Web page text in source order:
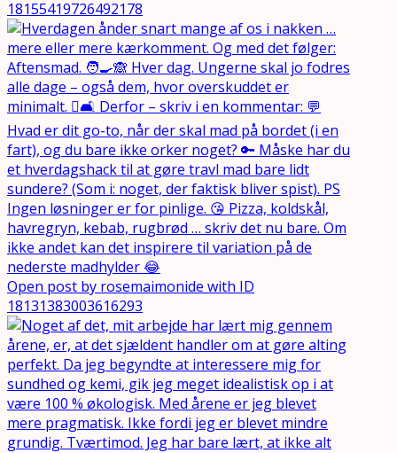
18155419726492178
Open post by rosemaimonide with ID
18131383003616293